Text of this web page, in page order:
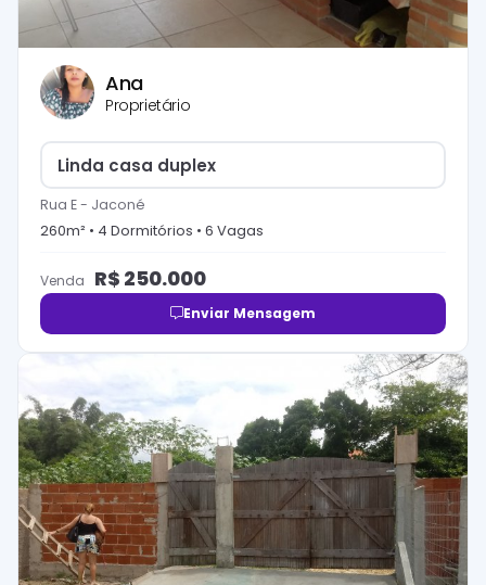
Ana
Proprietário
Linda casa duplex
Rua E- Jaconé
260m² • 4 Dormitórios • 6 Vagas
Venda R$ 250.000
Enviar Mensagem